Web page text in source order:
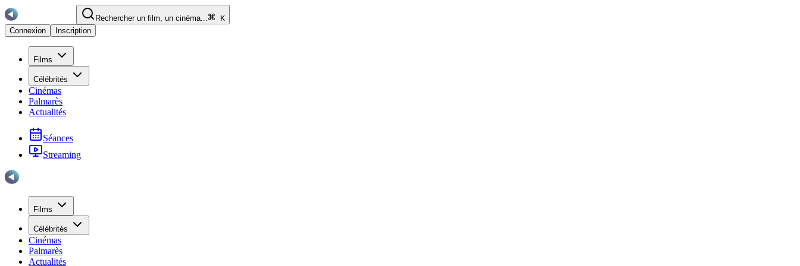
Rechercher un film, un cinéma...
K
Connexion
Inscription
Films
Célébrités
Cinémas
Palmarès
Actualités
Séances
Streaming
Films
Célébrités
Cinémas
Palmarès
Actualités